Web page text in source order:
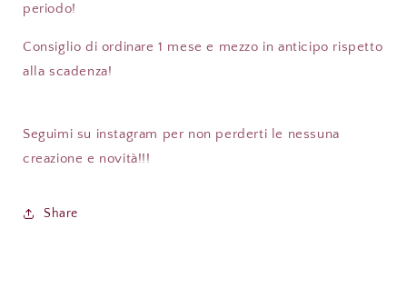
periodo!
Consiglio di ordinare 1 mese e mezzo in anticipo rispetto
alla scadenza!
Seguimi su instagram per non perderti le nessuna
creazione e novità!!!
Share